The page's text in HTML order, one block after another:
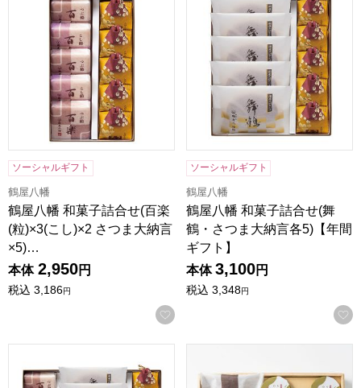
ソーシャルギフト
鶴屋八幡
鶴屋八幡 和菓子詰合せ(百楽
(粒)×3(こし)×2 さつま大納言
×5)…
本体 2,950円
税込 3,186円
お気に入りに登録する
ソーシャルギフト
鶴屋八幡
鶴屋八幡 和菓子詰合せ(舞
鶴・さつま大納言各5)【年間
ギフト】
本体 3,100円
税込 3,348円